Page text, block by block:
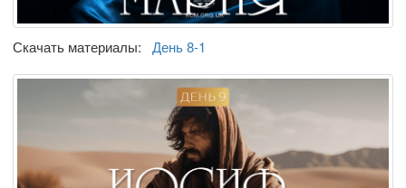
Скачать материалы: День 8-1